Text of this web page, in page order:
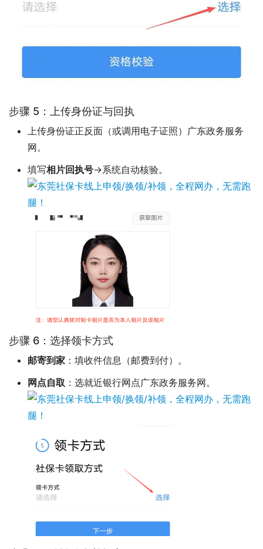
步骤 5：上传身份证与回执
上传身份证正反面（或调用电子证照）广东政务服务
网。
填写相片回执号→系统自动核验。
步骤 6：选择领卡方式
邮寄到家 ：填收件信息（邮费到付）。
网点自取 ：选就近银行网点广东政务服务网。